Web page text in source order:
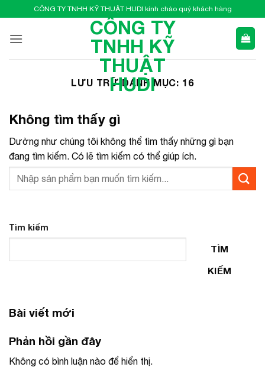
qua
nội
CÔNG TY TNHH KỸ THUẬT HUDI kính chào quý khách hàng
CÔNG TY
TNHH KỸ
THUẬT
HUDI
LƯU TRỮ DANH MỤC: 16
Không tìm thấy gì
Dường như chúng tôi không thể tìm thấy những gì bạn
đang tìm kiếm. Có lẽ tìm kiếm có thể giúp ích.
Tìm kiếm
TÌM
KIẾM
Bài viết mới
Phản hồi gần đây
Không có bình luận nào để hiển thị.